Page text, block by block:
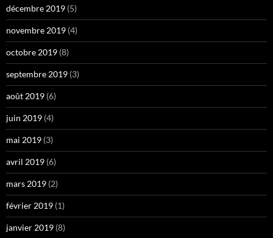
décembre 2019 (5)
novembre 2019 (4)
octobre 2019 (8)
septembre 2019 (3)
août 2019 (6)
juin 2019 (4)
mai 2019 (3)
avril 2019 (6)
mars 2019 (2)
février 2019 (1)
janvier 2019 (8)